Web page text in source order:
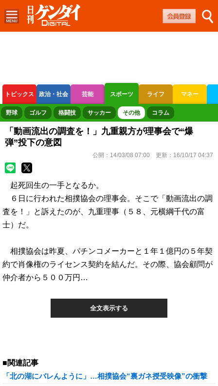
トピックス 政治・社会 芸能 スポーツ ライフ マネー
ボートレース 競輪 オートレース
野球 ゴルフ 格闘技 サッカー その他 コラム
「動画流出の調査を！」九重親方が理事会で“爆
弾”投下の意図
公開： 14/03/08 07:00 更新： 16/10/17 04:37
起死回生の一手となるか。
６日に行われた相撲協会の理事会。そこで「動画流出の調
査を！」と訴えたのが、九重理事（５８、元横綱千代の富
士）だ。
相撲協会は昨夏、パチンコメーカーと１年１億円の５年契
約で肖像権のライセンス契約を結んだ。その際、協会顧問が
仲介者から５００万円…
全文表示する
■関連記事
「北の湖にバレんように」…相撲協会“裏ガネ授受映像”の衝撃